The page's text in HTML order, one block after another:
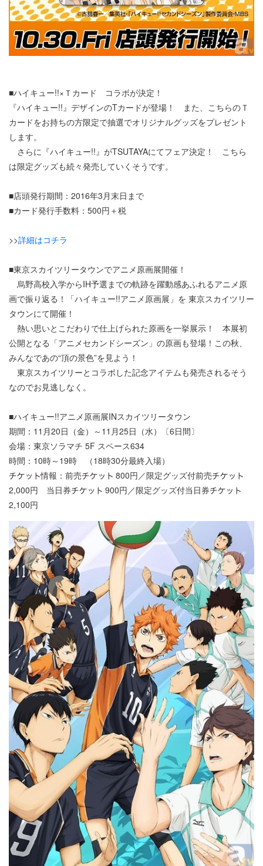
■ハイキュー!!×Ｔカード コラボが決定！
『ハイキュー!!』デザインのTカードが登場！ また、こちらのＴ
カードをお持ちの方限定で抽選でオリジナルグッズをプレゼント
します。
さらに『ハイキュー!!』がTSUTAYAにてフェア決定！ こちら
は限定グッズも続々発売していくそうです。
■店頭発行期間：2016年3月末日まで
■カード発行手数料：500円＋税
>>詳細はコチラ
■東京スカイツリータウンでアニメ原画展開催！
烏野高校入学からIH予選までの軌跡を躍動感あふれるアニメ原
画で振り返る！「ハイキュー!!アニメ原画展」を 東京スカイツリー
タウンにて開催！
熱い思いとこだわりで仕上げられた原画を一挙展示！ 本展初
公開となる「アニメセカンドシーズン」の原画も登場！この秋、
みんなであの“頂の景色”を見よう！
東京スカイツリーとコラボした記念アイテムも発売されるそう
なのでお見逃しなく。
■ハイキュー!!アニメ原画展INスカイツリータウン
期間：11月20日（金）～11月25日（水）〔6日間〕
会場：東京ソラマチ 5F スペース634
時間：10時～19時 （18時30分最終入場）
情報：前売
800円／限定グッズ付前売
2,000円 当日券
900円／限定グッズ付当日券
2,100円